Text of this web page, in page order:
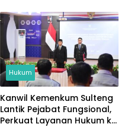
Hukum
Kanwil Kemenkum Sulteng
Lantik Pejabat Fungsional,
Perkuat Layanan Hukum ke